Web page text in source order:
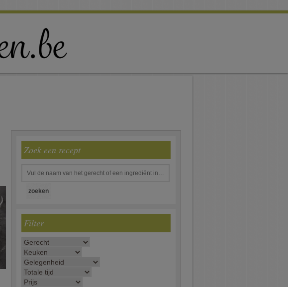
Zoek een recept
Filter